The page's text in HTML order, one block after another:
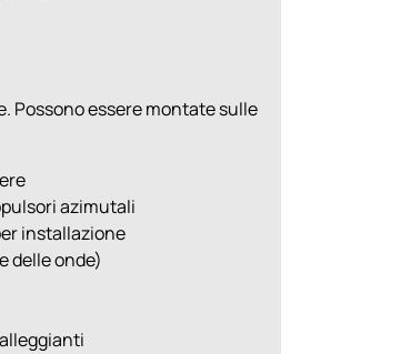
Possono essere montate sulle
azimutali
installazione
delle onde)